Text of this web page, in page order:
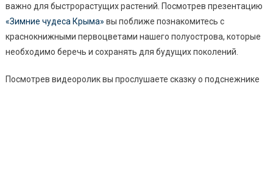
важно для быстрорастущих растений. Посмотрев презентацию
«Зимние чудеса Крыма» вы поближе познакомитесь с
краснокнижными первоцветами нашего полуострова, которые
необходимо беречь и сохранять для будущих поколений.
Посмотрев видеоролик вы прослушаете сказку о подснежнике